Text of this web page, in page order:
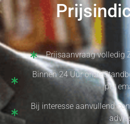
Prijsaanvraag volledig
Binnen 24 Uur onze
per
Bij interesse aanvullend